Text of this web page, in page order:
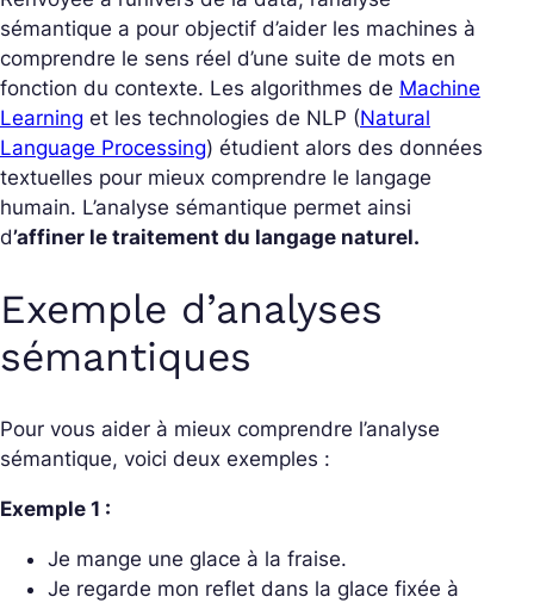
sémantique a pour objectif d’aider les machines à
comprendre le sens réel d’une suite de mots en
fonction du contexte. Les algorithmes de Machine
Learning et les technologies de NLP (Natural
Language Processing) étudient alors des données
textuelles pour mieux comprendre le langage
humain. L’analyse sémantique permet ainsi
d’affiner le traitement du langage naturel.
Exemple d’analyses
sémantiques
Pour vous aider à mieux comprendre l’analyse
sémantique, voici deux exemples :
Exemple 1 :
Je mange une glace à la fraise.
Je regarde mon reflet dans la glace fixée à